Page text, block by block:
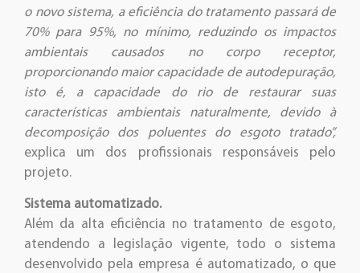
o novo sistema, a eficiência do tratamento passará de
70% para 95%, no mínimo, reduzindo os impactos
ambientais causados no corpo receptor,
proporcionando maior capacidade de autodepuração,
isto é, a capacidade do rio de restaurar suas
características ambientais naturalmente, devido à
decomposição dos poluentes do esgoto tratado”,
explica um dos profissionais responsáveis pelo
projeto.
Sistema automatizado.
Além da alta eficiência no tratamento de esgoto,
atendendo a legislação vigente, todo o sistema
desenvolvido pela empresa é automatizado, o que